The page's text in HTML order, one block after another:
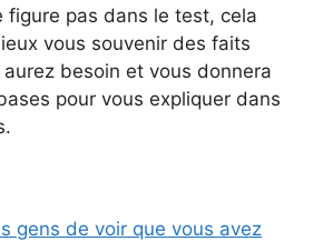
figure pas dans le test, cela
vous souvenir des faits
besoin et vous donnera
pour vous expliquer dans
gens de voir que vous avez